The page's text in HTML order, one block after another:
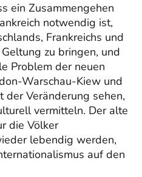
ein Zusammengehen
notwendig ist,
Frankreichs und
zu bringen, und
Problem der neuen
Warschau-Kiew und
Veränderung sehen,
vermitteln. Der alte
die Völker
lebendig werden,
auf den